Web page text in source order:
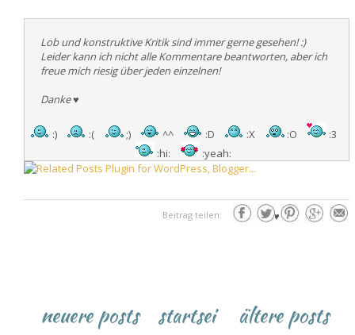
Lob und konstruktive Kritik sind immer gerne gesehen! :)
Leider kann ich nicht alle Kommentare beantworten, aber ich
freue mich riesig über jeden einzelnen!
Danke♥
:) :( ;) ^^ :D :X :O
:3
:hi:
:yeah:
♥
Beitrag teilen:
neuere posts ältere posts
startsei